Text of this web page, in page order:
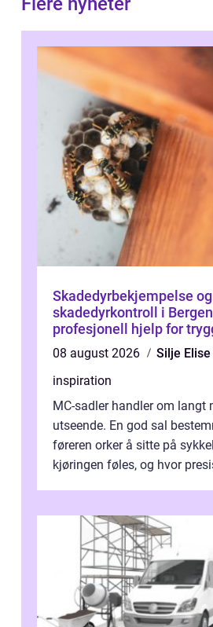
Skadedyrbekjempelse og
skadedyrkontroll i
profesjonell hjelp for
bygg
08 august 2026
Silje
inspiration
MC-sadler handler om langt
utseende. En god sal
føreren orker å sitte på
kjøringen føles, og hvor